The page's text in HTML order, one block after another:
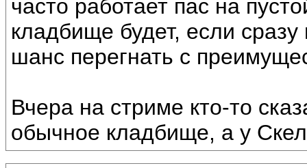
часто работает пас на
кладбище будет, если сразу
шанс перегнать с
Вчера на стриме кто-то
обычное кладбище, а у